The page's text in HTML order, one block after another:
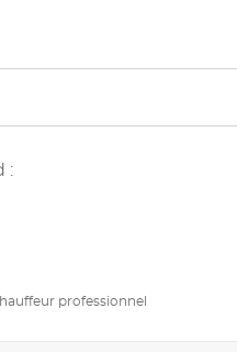
:
professionnel